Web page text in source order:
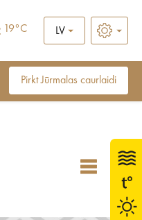
19°C LV
Pirkt Jūrmalas caurlaidi